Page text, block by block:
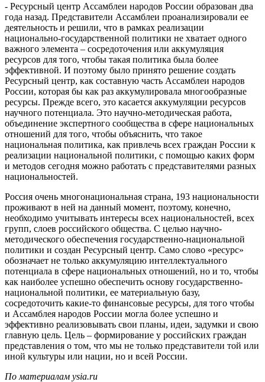
- Ресурсный центр Ассамблеи народов России образован два
года назад. Представители Ассамблеи проанализировали ее
деятельность и решили, что в рамках реализации
национально-государственной политики не хватает одного
важного элемента – сосредоточения или аккумуляция
ресурсов для того, чтобы такая политика была более
эффективной. И поэтому было принято решение создать
Ресурсный центр, как составную часть Ассамблеи народов
России, которая бы как раз аккумулировала многообразные
ресурсы. Прежде всего, это касается аккумуляции ресурсов
научного потенциала. Это научно-методическая работа,
объединение экспертного сообщества в сфере национальных
отношений для того, чтобы объяснить, что такое
национальная политика, как привлечь всех граждан России к
реализации национальной политики, с помощью каких форм
и методов сегодня можно работать с представителями разных
национальностей.
Россия очень многонациональная страна, 193 национальности
проживают в ней на данный момент, поэтому, конечно,
необходимо учитывать интересы всех национальностей, всех
групп, слоев российского общества. С целью научно-
методического обеспечения государственно-национальной
политики и создан Ресурсный центр. Само слово «ресурс»
обозначает не только аккумуляцию интеллектуального
потенциала в сфере национальных отношений, но и то, чтобы
как наиболее успешно обеспечить основу государственно-
национальной политики, ее материальную базу,
сосредоточить какие-то финансовые ресурсы, для того чтобы
и Ассамблея народов России могла более успешно и
эффективно реализовывать свои планы, идеи, задумки и свою
главную цель. Цель – формирование у российских граждан
представления о том, что мы не только представители той или
иной культуры или нации, но и всей России.
По материалам ysia.ru